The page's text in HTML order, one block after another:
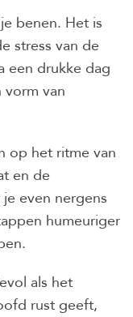
benen. Het is
stress van de
een drukke dag
vorm van
op het ritme van
en de
even nergens
humeuriger
als het
rust geeft,